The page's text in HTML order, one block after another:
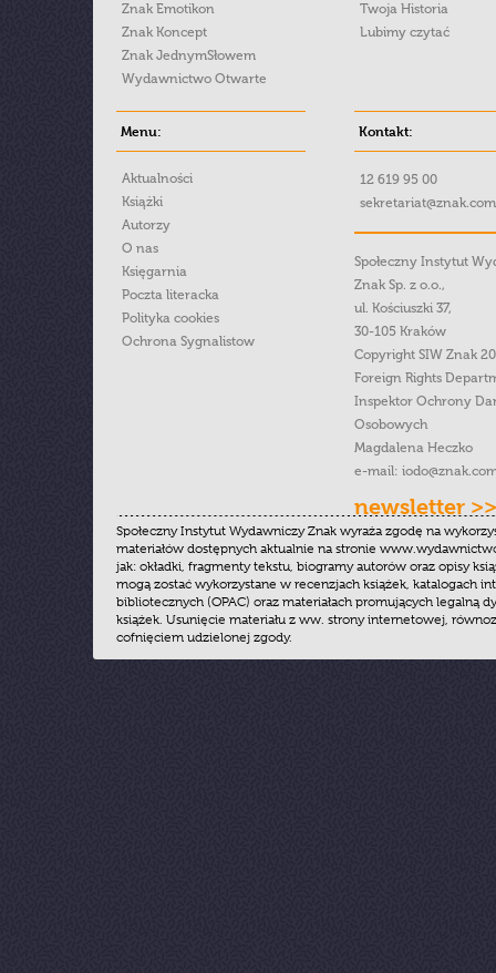
Znak Emotikon
Znak Koncept
Znak JednymSłowem
Wydawnictwo Otwarte
Twoja Historia
Lubimy czytać
Menu:
Aktualności
Książki
Autorzy
O nas
Księgarnia
Poczta literacka
Polityka cookies
Ochrona Sygnalistow
Kontakt:
12 619 95 00
Społeczny Instytut
Znak Sp. z o.o.,
ul. Kościuszki 37,
30-105 Kraków
Copyright SIW Znak
Foreign Rights
Inspektor Ochrony
Osobowych
Magdalena Heczko
e-mail:
newsletter >>
Społeczny Instytut Wydawniczy Znak wyraża zgodę na
materiałów dostępnych aktualnie na stronie
jak: okładki, fragmenty tekstu, biogramy autorów oraz opisy
mogą zostać wykorzystane w recenzjach książek, katalogach
bibliotecznych (OPAC) oraz materiałach promujących legalną
książek. Usunięcie materiału z ww. strony internetowej,
cofnięciem udzielonej zgody.